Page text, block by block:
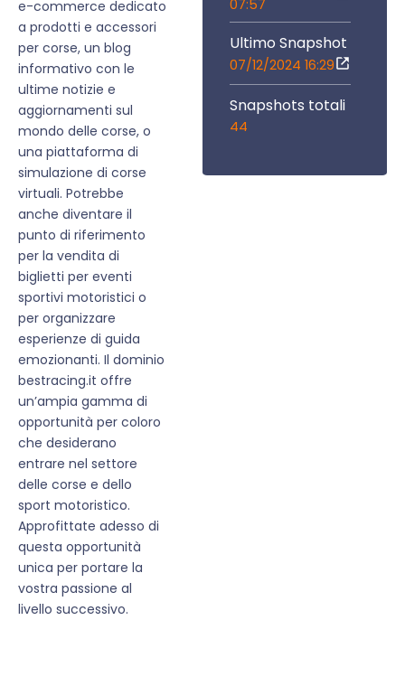
e-commerce dedicato
a prodotti e accessori
per corse, un blog
informativo con le
ultime notizie e
aggiornamenti sul
mondo delle corse, o
una piattaforma di
simulazione di corse
virtuali. Potrebbe
anche diventare il
punto di riferimento
per la vendita di
biglietti per eventi
sportivi motoristici o
per organizzare
esperienze di guida
emozionanti. Il dominio
bestracing.it offre
un’ampia gamma di
opportunità per coloro
che desiderano
entrare nel settore
delle corse e dello
sport motoristico.
Approfittate adesso di
questa opportunità
unica per portare la
vostra passione al
livello successivo.
07:57
Ultimo Snapshot
07/12/2024 16:29
Snapshots totali
44